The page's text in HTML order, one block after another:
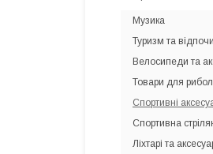
Музика
Туризм та
Велосипеди та
Товари для
Спортивні
Спортивна
Ліхтарі та